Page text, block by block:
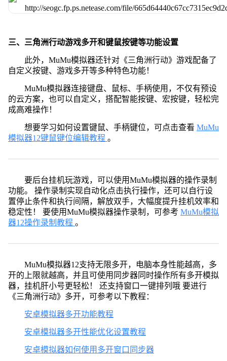
三、三角洲行动游戏多开和键鼠按键等功能设置
此外，MuMu模拟器还针对《三角洲行动》游戏配备了
自定义按键、游戏多开等多种特色功能！
MuMu模拟器连接键盘、鼠标、手柄使用，不仅有预设
的云方案，也可以自定义，搭配智能按键、宏按键，轻松完
成高难操作！
想要学习如何设置键鼠、手柄键位，可点击查看 MuMu
模拟器12键鼠键位编辑教程 。
要后台挂机玩游戏，可以使用MuMu模拟器的操作录制
功能。 操作录制实现自动化点击执行操作，还可以自行设
置停止条件和执行间隔，解放双手，大幅度提升挂机效率和
稳定性！ 要使用MuMu模拟器操作录制，可参考 MuMu模拟
器12操作录制教程 。
MuMu模拟器12支持无限多开，电脑本身性能越高，多
开的上限就越高，并且可使用同步器同时操作所有多开模拟
器，挂机肝小号更轻松！ 还支持窗口一键排列哦 要进行
《三角洲行动》多开，可参考以下教程：
安卓模拟器多开功能教程
安卓模拟器多开性能优化设置教程
安卓模拟器如何使用多开窗口同步器